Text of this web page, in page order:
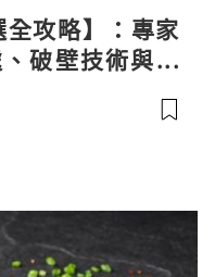
全攻略】：專家
破壁技術與挑